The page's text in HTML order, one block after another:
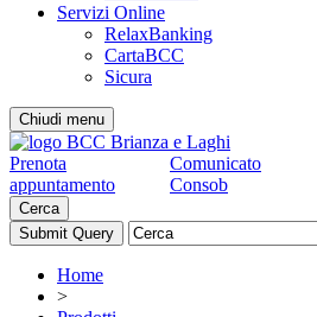
Servizi Online
RelaxBanking
CartaBCC
Sicura
Chiudi menu
Prenota
appuntamento
Comunicato
Consob
Cerca
Home
>